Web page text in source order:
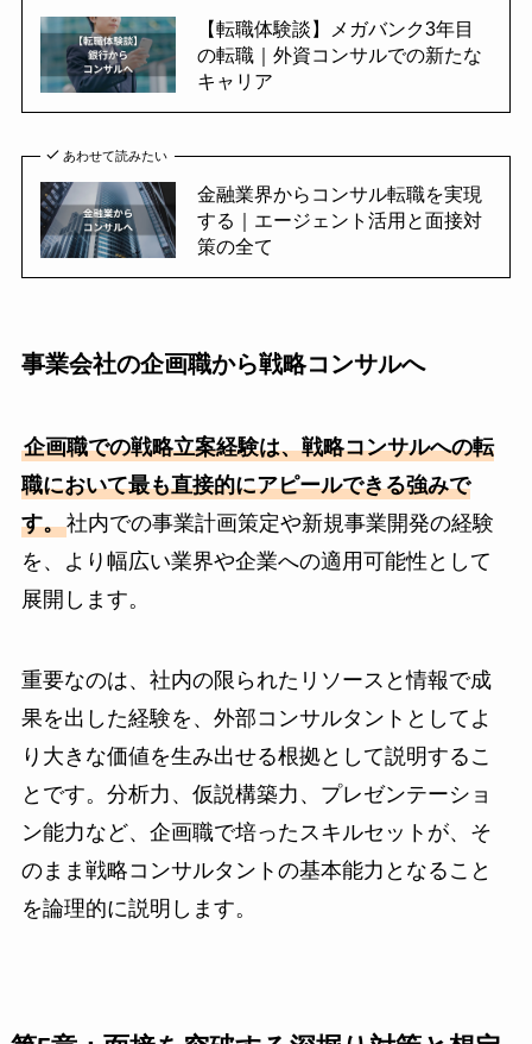
【転職体験談】メガバンク3年目
の転職｜外資コンサルでの新たな
キャリア
あわせて読みたい
金融業界からコンサル転職を実現
する｜エージェント活用と面接対
策の全て
事業会社の企画職から戦略コンサルへ
企画職での戦略立案経験は、戦略コンサルへの転
職において最も直接的にアピールできる強みで
す。社内での事業計画策定や新規事業開発の経験
を、より幅広い業界や企業への適用可能性として
展開します。
重要なのは、社内の限られたリソースと情報で成
果を出した経験を、外部コンサルタントとしてよ
り大きな価値を生み出せる根拠として説明するこ
とです。分析力、仮説構築力、プレゼンテーショ
ン能力など、企画職で培ったスキルセットが、そ
のまま戦略コンサルタントの基本能力となること
を論理的に説明します。